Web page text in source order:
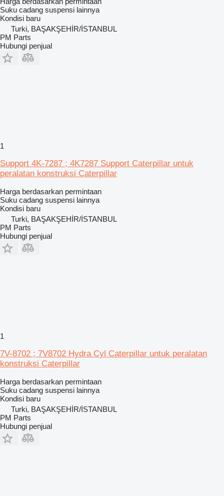
Suku cadang suspensi lainnya
Kondisi baru
Turki, BAŞAKŞEHİR/İSTANBUL
PM Parts
Hubungi penjual
1
Support 4K-7287 ; 4K7287 Support Caterpillar untuk
peralatan konstruksi Caterpillar
Harga berdasarkan permintaan
Suku cadang suspensi lainnya
Kondisi baru
Turki, BAŞAKŞEHİR/İSTANBUL
PM Parts
Hubungi penjual
1
7V-8702 ; 7V8702 Hydra Cyl Caterpillar untuk peralatan
konstruksi Caterpillar
Harga berdasarkan permintaan
Suku cadang suspensi lainnya
Kondisi baru
Turki, BAŞAKŞEHİR/İSTANBUL
PM Parts
Hubungi penjual